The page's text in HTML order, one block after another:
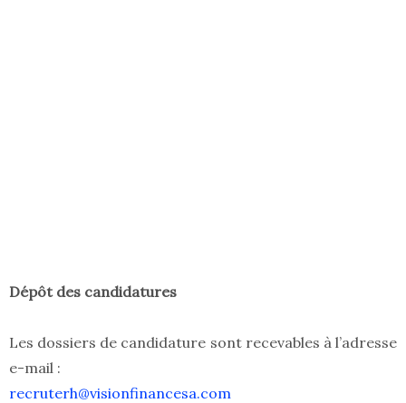
Dépôt des candidatures
Les dossiers de candidature sont recevables à l’adresse
e-mail :
recruterh@visionfinancesa.com